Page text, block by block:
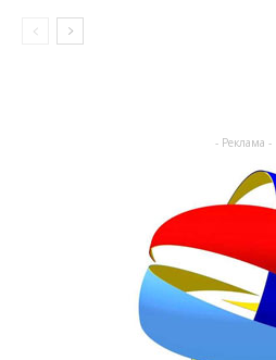
- Реклама -